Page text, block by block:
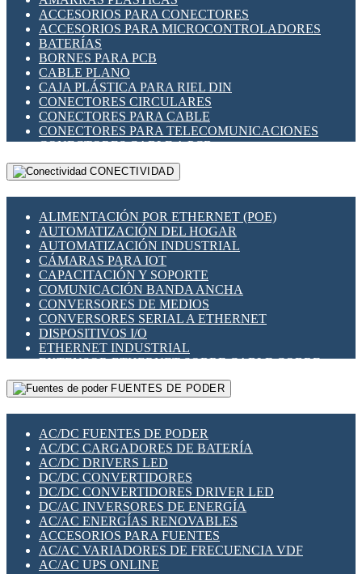
INDICADORES PARA PANEL
INTERFACES DE RELÉ
INTERRUPTORES FIN DE CARRERA
LLAVES CONMUTADORAS
MEDIDORES DE ENERGÍA Y TC'S DE CORRIENTE
MOTORES PASO A PASO
PANTALLAS HMI
PLC -CONTROLADORES LÓGICO PROGRAMABLES
PROGRAMADORES DE HORARIO
RELÉS DE PROTECCIÓN
SENSORES CAPACITIVOS
SENSORES INDUCTIVOS
TEMPORIZADORES
VARIACS
VARIADORES DE FRECUENCIA [VDF]
SECCIONADORES - INTERRUPTORES
MAQUINARIA
ACCESORIOS PARA CONECTORES
ACCESORIOS PARA MICROCONTROLADORES
BATERÍAS
BORNES PARA PCB
CABLE PLANO
CAJA PLÁSTICA PARA RIEL DIN
CONECTORES CIRCULARES
CONECTORES PARA CABLE
CONECTORES PARA TELECOMUNICACIONES
CONECTORES CABLE A PCB
CONECTORES PCB A CABLE
DIP SWITCHES
HERRAMIENTAS VARIAS
ILUMINACIÓN LED
INTERRUPTORES REED
INTERFACES DE RELÉ
OTROS RELÉS
PROTECCIÓN TÉRMICA
RELÉS AUTOMOTRICES
RELÉS DE SEÑAL
RELÉS DE ESTADO SÓLIDO SSR
RELÉS INDUSTRIALES
RELÉS MINIATURA DE POTENCIA
SENSORES MAGNÉTICOS
SWITCH Y MICROSWITCH
TARJETAS PI
UNIÓN Y DERIVACIÓN DE CABLE
CONECTIVIDAD
ALIMENTACIÓN POR ETHERNET (POE)
AUTOMATIZACIÓN DEL HOGAR
AUTOMATIZACIÓN INDUSTRIAL
CÁMARAS PARA IOT
CAPACITACIÓN Y SOPORTE
COMUNICACIÓN BANDA ANCHA
CONVERSORES DE MEDIOS
CONVERSORES SERIAL A ETHERNET
DISPOSITIVOS I/O
ETHERNET INDUSTRIAL
EXTENSOR ETHERNET SOBRE CABLE COBRE
GATEWAY LORAWAN
GESTIÓN DE REDES
PLACAS MODULARES IOT
SWITCHES Y REDES WIFI
SOLUCIONES IOT
SOLUCIONES LORAWAN
SOLUCIONES RED CELULAR
SEGURIDAD PARA REDES
SWITCHES LAN
TELEFONÍA IP (VOIP)
VIGILANCIA IP (CCTV)
MESHTASTIC
FUENTES DE PODER
AC/DC FUENTES DE PODER
AC/DC CARGADORES DE BATERÍA
AC/DC DRIVERS LED
DC/DC CONVERTIDORES
DC/DC CONVERTIDORES DRIVER LED
DC/AC INVERSORES DE ENERGÍA
AC/AC ENERGÍAS RENOVABLES
ACCESORIOS PARA FUENTES
AC/AC VARIADORES DE FRECUENCIA VDF
AC/AC UPS ONLINE